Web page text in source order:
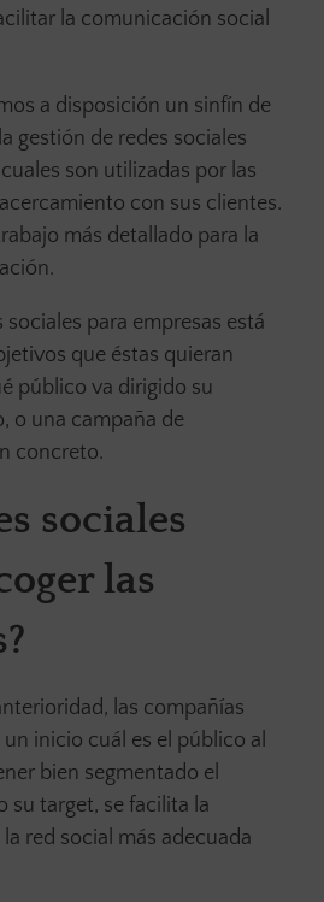
la comunicación social
a disposición un sinfín de
gestión de redes sociales
son utilizadas por las
con sus clientes.
más detallado para la
sociales para empresas está
que éstas quieran
público va dirigido su
o una campaña de
concreto.
sociales
las
las compañías
inicio cuál es el público al
bien segmentado el
su target, se facilita la
red social más adecuada